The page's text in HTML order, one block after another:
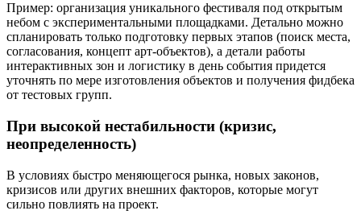
Пример: организация уникального фестиваля под открытым
небом с экспериментальными площадками. Детально можно
спланировать только подготовку первых этапов (поиск места,
согласования, концепт арт-объектов), а детали работы
интерактивных зон и логистику в день события придется
уточнять по мере изготовления объектов и получения фидбека
от тестовых групп.
При высокой нестабильности (кризис,
неопределенность)
В условиях быстро меняющегося рынка, новых законов,
кризисов или других внешних факторов, которые могут
сильно повлиять на проект.